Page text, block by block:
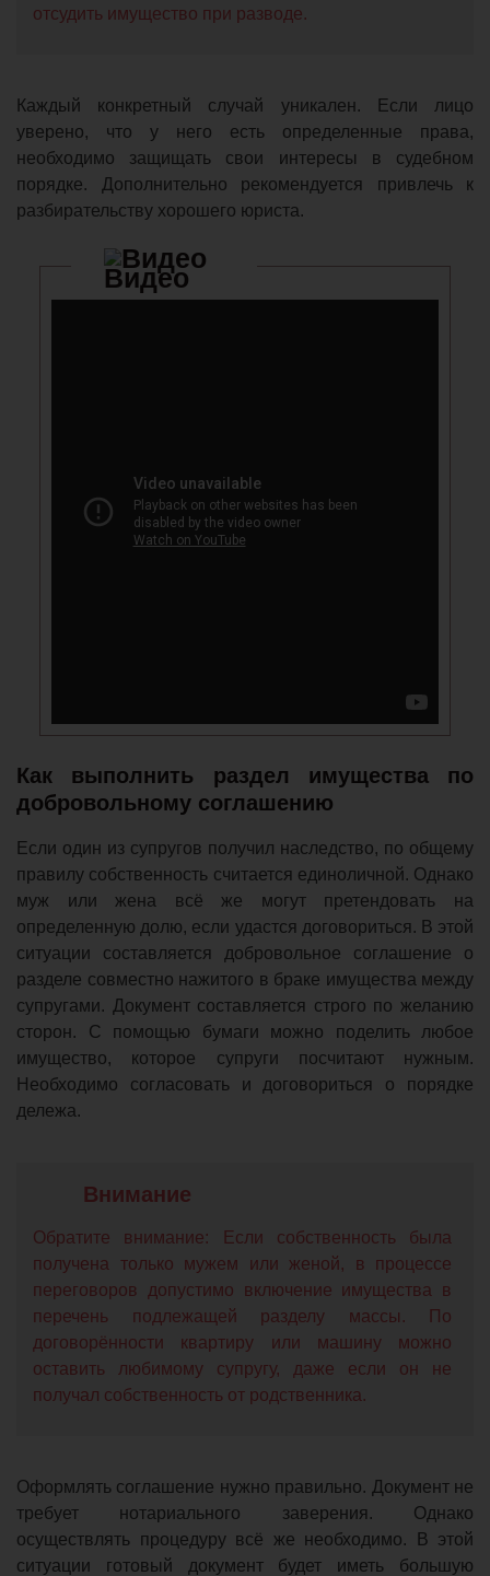
отсудить имущество при разводе.
Каждый конкретный случай уникален. Если лицо
уверено, что у него есть определенные права,
необходимо защищать свои интересы в судебном
порядке. Дополнительно рекомендуется привлечь к
разбирательству хорошего юриста.
Видео
Как выполнить раздел имущества по
добровольному соглашению
Если один из супругов получил наследство, по общему
правилу собственность считается единоличной. Однако
муж или жена всё же могут претендовать на
определенную долю, если удастся договориться. В этой
ситуации составляется добровольное соглашение о
разделе совместно нажитого в браке имущества между
супругами. Документ составляется строго по желанию
сторон. С помощью бумаги можно поделить любое
имущество, которое супруги посчитают нужным.
Необходимо согласовать и договориться о порядке
дележа.
Обратите внимание: Если собственность была
получена только мужем или женой, в процессе
переговоров допустимо включение имущества в
перечень подлежащей разделу массы. По
договорённости квартиру или машину можно
оставить любимому супругу, даже если он не
получал собственность от родственника.
Оформлять соглашение нужно правильно. Документ не
требует нотариального заверения. Однако
осуществлять процедуру всё же необходимо. В этой
ситуации готовый документ будет иметь большую